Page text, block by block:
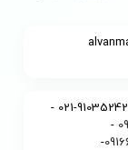
تلفن : تماس - با - پشتیبانی: - 91031882-021 - 91035242-021 -
-
-